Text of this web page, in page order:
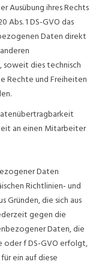
Ausübung ihres Rechts
1 DS-GVO das
Daten direkt
dies technisch
Rechte und Freiheiten
an einen Mitarbeiter
Daten
Richtlinien- und
Gründen, die sich aus
gegen die
Daten, die
oder f DS-GVO erfolgt,
ein auf diese